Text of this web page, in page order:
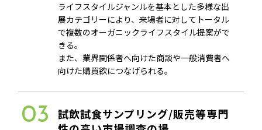
ライフスタイルジャンルを基本とした多様な出
展カテゴリーにより、来場者に対してトータル
で複数のオーガニックライフスタイル提案がで
きる。
また、業界関係者へ向けた商談や一般消費者へ
向けた購買欲につなげられる。
03
試飲試食サンプリング/販売等専門